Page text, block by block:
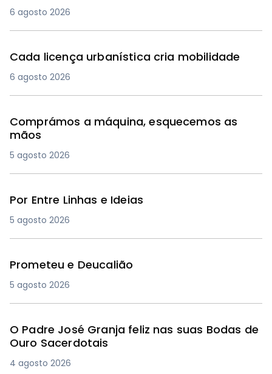
6 agosto 2026
Cada licença urbanística cria mobilidade
6 agosto 2026
Comprámos a máquina, esquecemos as
mãos
5 agosto 2026
Por Entre Linhas e Ideias
5 agosto 2026
Prometeu e Deucalião
5 agosto 2026
O Padre José Granja feliz nas suas Bodas de
Ouro Sacerdotais
4 agosto 2026